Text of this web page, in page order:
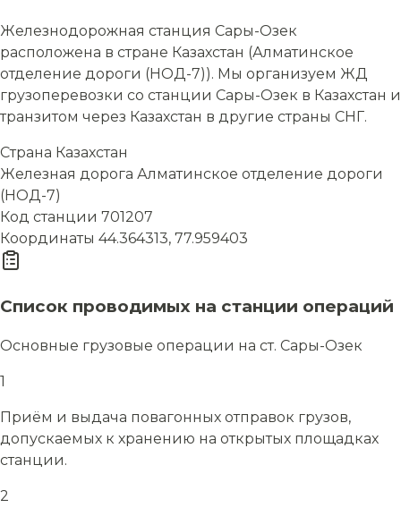
Железнодорожная станция Сары-Озек
расположена в стране Казахстан (Алматинское
отделение дороги (НОД-7)). Мы организуем ЖД
грузоперевозки со станции Сары-Озек в Казахстан и
транзитом через Казахстан в другие страны СНГ.
Страна Казахстан
Железная дорога Алматинское отделение дороги
(НОД-7)
Код станции 701207
Координаты 44.364313, 77.959403
Список проводимых на станции операций
Основные грузовые операции на ст. Сары-Озек
1
Приём и выдача повагонных отправок грузов,
допускаемых к хранению на открытых площадках
станции.
2